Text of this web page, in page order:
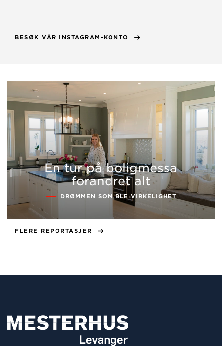
BESØK VÅR INSTAGRAM-KONTO
En tur på boligmessa
forandret alt
DRØMMEN SOM BLE VIRKELIGHET
FLERE REPORTASJER